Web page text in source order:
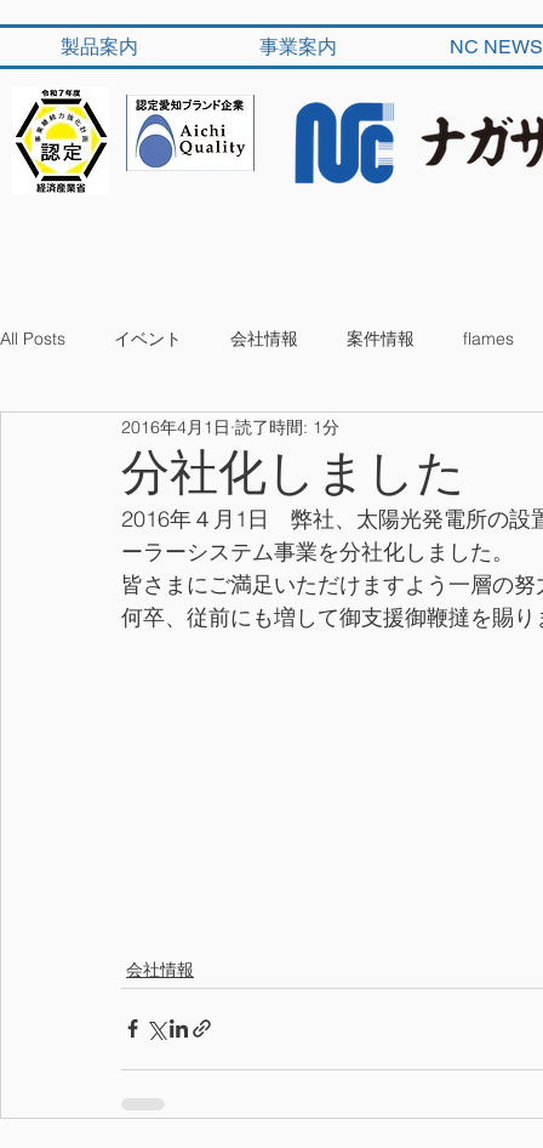
製品案内 事業案内 NC NEWS
All Posts イベント 会社情報 案件情報 flames
分社化しました
2016年4月1日 読了時間: 1分
2016年４月1日　弊社、太陽光発電所の
ーラーシステム事業を分社化しました。
皆さまにご満足いただけますよう一層の
何卒、従前にも増して御支援御鞭撻を賜
会社情報